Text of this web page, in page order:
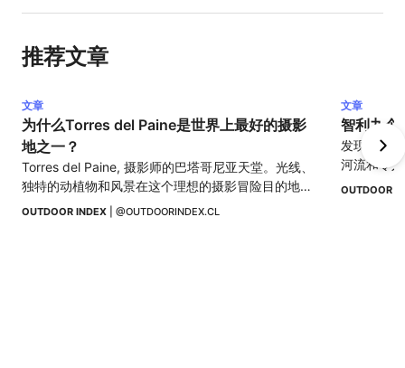
推荐文章
文章
为什么Torres del Paine是世界上最好的摄影
地之一？
Torres del Paine, 摄影师的巴塔哥尼亚天堂。光线、
独特的动植物和风景在这个理想的摄影冒险目的地等
待着你。
OUTDOOR INDEX @OUTDOORINDEX.CL
文章
智利九个
发现智利
河流和令
OUTDOOR